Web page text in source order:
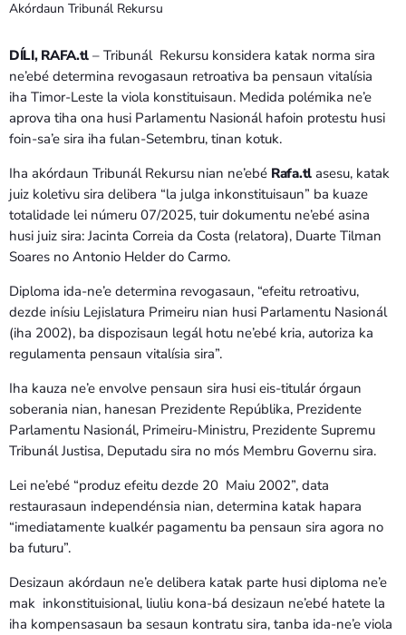
Bom dia RAFA
7:00 AM - 10:00 AM
Akórdaun Tribunál Rekursu
DÍLI, RAFA.tl – Tribunál Rekursu konsidera katak norma sira
ne’ebé determina revogasaun retroativa ba pensaun vitalísia
iha Timor-Leste la viola konstituisaun. Medida polémika ne’e
aprova tiha ona husi Parlamentu Nasionál hafoin protestu husi
foin-sa’e sira iha fulan-Setembru, tinan kotuk.
Iha akórdaun Tribunál Rekursu nian ne’ebé Rafa.tlasesu, katak
juiz koletivu sira delibera “la julga inkonstituisaun” ba kuaze
totalidade lei númeru 07/2025, tuir dokumentu ne’ebé asina
husi juiz sira: Jacinta Correia da Costa (relatora), Duarte Tilman
Soares no Antonio Helder do Carmo.
Diploma ida-ne’e determina revogasaun, “efeitu retroativu,
dezde inísiu Lejislatura Primeiru nian husi Parlamentu Nasionál
(iha 2002), ba dispozisaun legál hotu ne’ebé kria, autoriza ka
regulamenta pensaun vitalísia sira”.
Iha kauza ne’e envolve pensaun sira husi eis-titulár órgaun
soberania nian, hanesan Prezidente Repúblika, Prezidente
Parlamentu Nasionál, Primeiru-Ministru, Prezidente Supremu
Tribunál Justisa, Deputadu sira no mós Membru Governu sira.
Lei ne’ebé “produz efeitu dezde 20 Maiu 2002”, data
restaurasaun independénsia nian, determina katak hapara
“imediatamente kualkér pagamentu ba pensaun sira agora no
ba futuru”.
Desizaun akórdaun ne’e delibera katak parte husi diploma ne’e
mak inkonstituisional, liuliu kona-bá desizaun ne’ebé hatete la
iha kompensasaun ba sesaun kontratu sira, tanba ida-ne’e viola